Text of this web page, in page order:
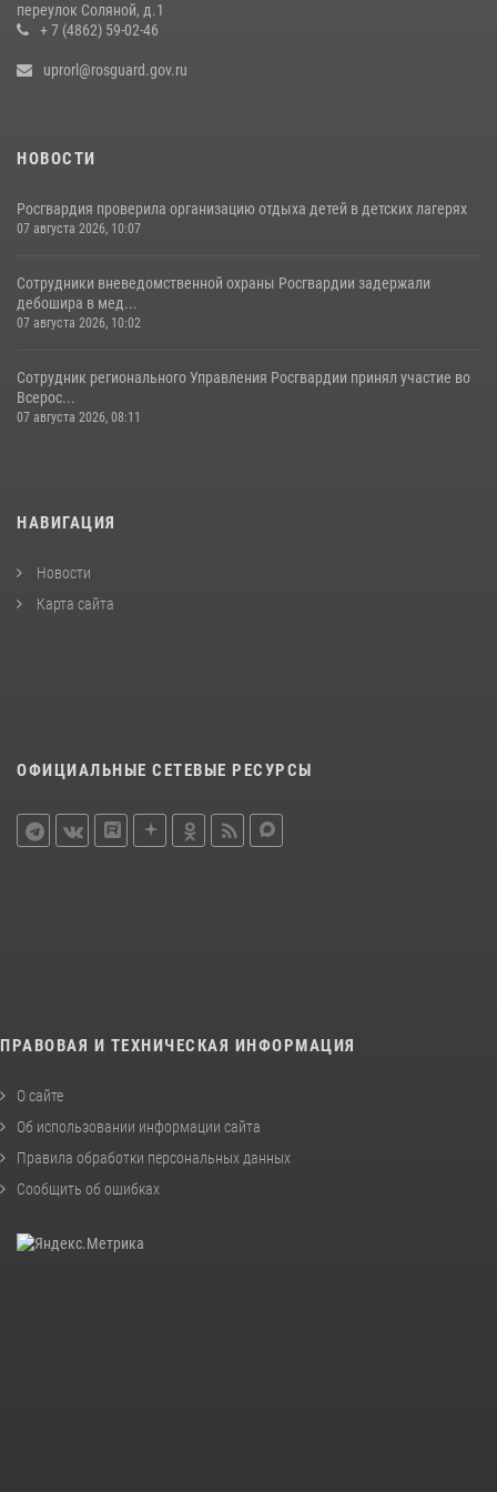
переулок Соляной, д.1
+ 7 (4862) 59-02-46
uprorl@rosguard.gov.ru
НОВОСТИ
Росгвардия проверила организацию отдыха детей в детских лагерях
07 августа 2026, 10:07
Сотрудники вневедомственной охраны Росгвардии задержали
дебошира в мед...
07 августа 2026, 10:02
Сотрудник регионального Управления Росгвардии принял участие во
Всерос...
07 августа 2026, 08:11
НАВИГАЦИЯ
Новости
Карта сайта
ОФИЦИАЛЬНЫЕ СЕТЕВЫЕ РЕСУРСЫ
ПРАВОВАЯ И ТЕХНИЧЕСКАЯ ИНФОРМАЦИЯ
О сайте
Об использовании информации сайта
Правила обработки персональных данных
Сообщить об ошибках